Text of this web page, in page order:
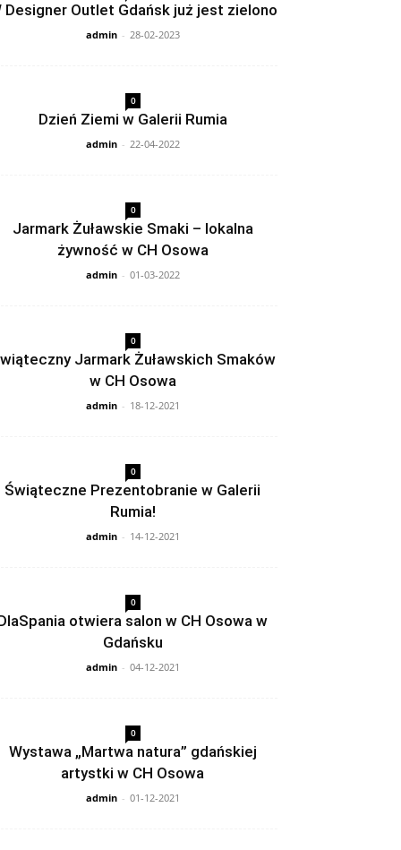
Designer Outlet Gdańsk już jest zielono
admin - 28-02-2023
0
Dzień Ziemi w Galerii Rumia
admin - 22-04-2022
0
Jarmark Żuławskie Smaki – lokalna
żywność w CH Osowa
admin - 01-03-2022
0
Jarmark Żuławskich Smaków
w CH Osowa
admin - 18-12-2021
0
Świąteczne Prezentobranie w Galerii
Rumia!
admin - 14-12-2021
0
otwiera salon w CH Osowa w
Gdańsku
admin - 04-12-2021
0
Wystawa „Martwa natura” gdańskiej
artystki w CH Osowa
admin - 01-12-2021